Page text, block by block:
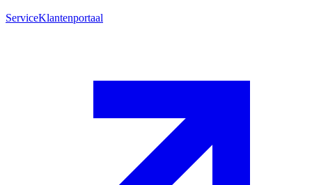
ServiceKlantenportaal